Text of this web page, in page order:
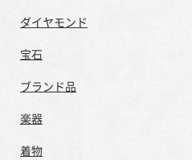
ダイヤモンド
宝石
ブランド品
楽器
着物